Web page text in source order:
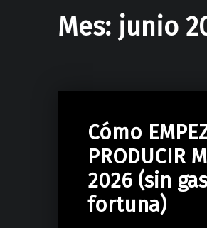
Mes: junio
Cómo
PRODUCIR
2026 (sin
fortuna)